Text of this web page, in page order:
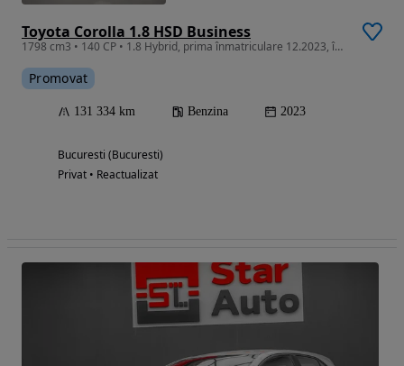
Toyota Corolla 1.8 HSD Business
1798 cm3 • 140 CP • 1.8 Hybrid, prima înmatriculare 12.2023, înmatriculată în România 2026
Promovat
131 334 km Benzina 2023
Bucuresti (Bucuresti)
Privat • Reactualizat